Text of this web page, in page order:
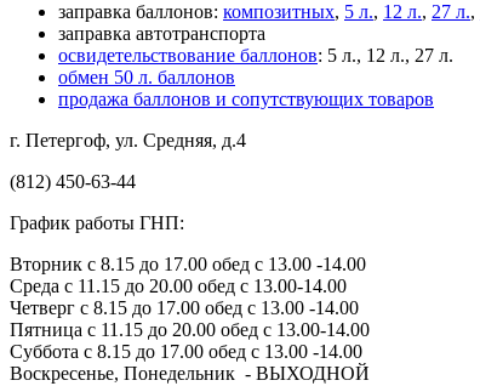
заправка баллонов: композитных, 5 л., 12 л., 27 л.,
заправка автотранспорта
освидетельствование баллонов: 5 л., 12 л., 27 л.
обмен 50 л. баллонов
продажа баллонов и сопутствующих товаров
г. Петергоф, ул. Средняя, д.4
(812) 450-63-44
График работы ГНП:
Вторник с 8.15 до 17.00 обед с 13.00 -14.00
Среда с 11.15 до 20.00 обед с 13.00-14.00
Четверг с 8.15 до 17.00 обед с 13.00 -14.00
Пятница с 11.15 до 20.00 обед с 13.00-14.00
Суббота с 8.15 до 17.00 обед с 13.00 -14.00
Воскресенье, Понедельник - ВЫХОДНОЙ